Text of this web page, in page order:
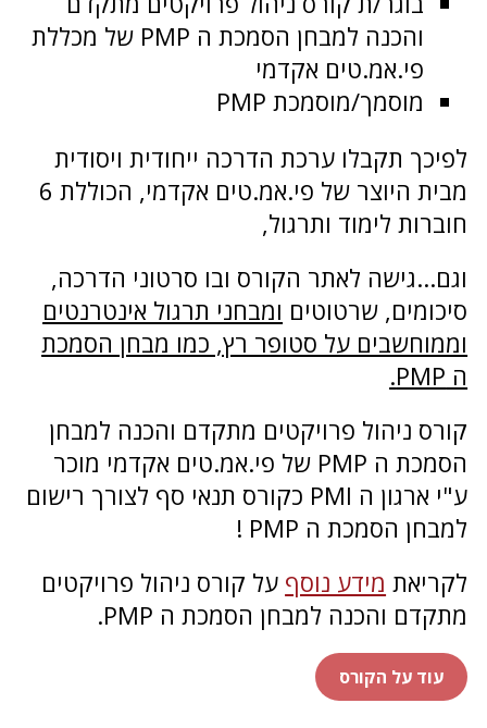
והכנה למבחן הסמכת ה PMP של מכללת
פי.אמ.טים אקדמי
מוסמך/מוסמכת PMP
לפיכך תקבלו ערכת הדרכה ייחודית ויסודית
מבית היוצר של פי.אמ.טים אקדמי, הכוללת 6
חוברות לימוד ותרגול,
וגם...גישה לאתר הקורס ובו סרטוני הדרכה,
סיכומים, שרטוטים ומבחני תרגול אינטרנטים
וממוחשבים על סטופר רץ, כמו מבחן הסמכת
ה PMP.
קורס ניהול פרויקטים מתקדם והכנה למבחן
הסמכת ה PMP של פי.אמ.טים אקדמי מוכר
ע"י ארגון ה PMI כקורס תנאי סף לצורך רישום
למבחן הסמכת ה PMP !
לקריאת מידע נוסף על קורס ניהול פרויקטים
מתקדם והכנה למבחן הסמכת ה PMP.
עוד על הקורס